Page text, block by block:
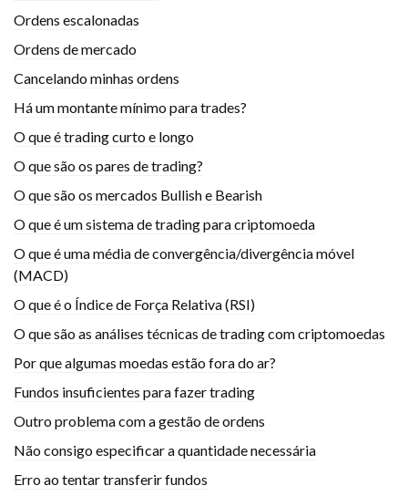
Ordens escalonadas
Ordens de mercado
Cancelando minhas ordens
Há um montante mínimo para trades?
O que é trading curto e longo
O que são os pares de trading?
O que são os mercados Bullish e Bearish
O que é um sistema de trading para criptomoeda
O que é uma média de convergência/divergência móvel
(MACD)
O que é o Índice de Força Relativa (RSI)
O que são as análises técnicas de trading com criptomoedas
Por que algumas moedas estão fora do ar?
Fundos insuficientes para fazer trading
Outro problema com a gestão de ordens
Não consigo especificar a quantidade necessária
Erro ao tentar transferir fundos